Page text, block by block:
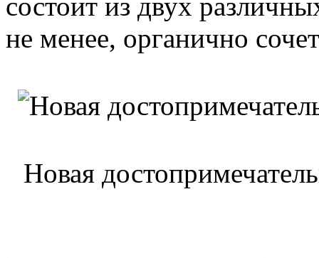
не менее, органично
Новая